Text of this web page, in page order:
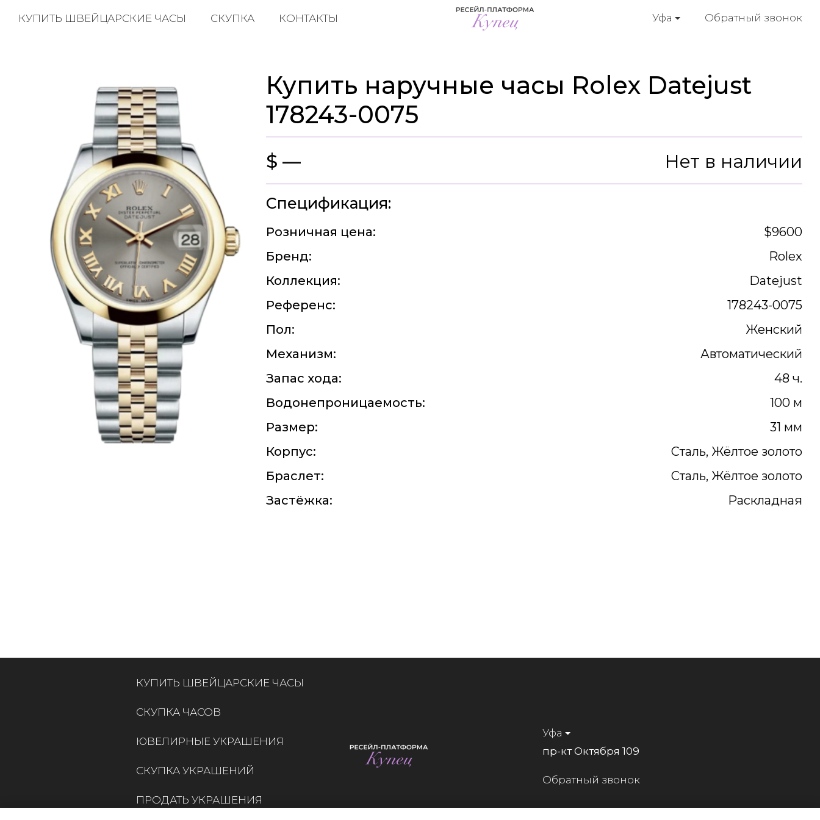
Уфа Обратный звонок
КУПИТЬ ШВЕЙЦАРСКИЕ ЧАСЫ СКУПКА КОНТАКТЫ
Купить наручные часы Rolex Datejust
178243-0075
$ — Нет в наличии
Спецификация:
Розничная цена:
$9600
Бренд:
Rolex
Коллекция:
Datejust
Референс:
178243-0075
Пол:
Женский
Механизм:
Автоматический
Запас хода:
48 ч.
Водонепроницаемость:
100 м
Размер:
31 мм
Корпус:
Сталь, Жёлтое золото
Браслет:
Сталь, Жёлтое золото
Застёжка:
Раскладная
КУПИТЬ ШВЕЙЦАРСКИЕ ЧАСЫ
СКУПКА ЧАСОВ
ЮВЕЛИРНЫЕ УКРАШЕНИЯ
СКУПКА УКРАШЕНИЙ
ПРОДАТЬ УКРАШЕНИЯ
Уфа
пр-кт Октября 109
Обратный звонок